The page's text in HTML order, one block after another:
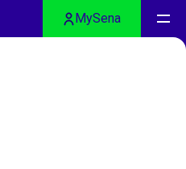
MySena